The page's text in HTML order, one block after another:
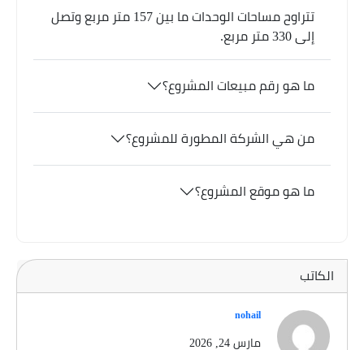
تتراوح مساحات الوحدات ما بين 157 متر مربع وتصل
إلى 330 متر مربع.
ما هو رقم مبيعات المشروع؟
من هي الشركة المطورة للمشروع؟
ما هو موقع المشروع؟
الكاتب
nohail
مارس 24, 2026